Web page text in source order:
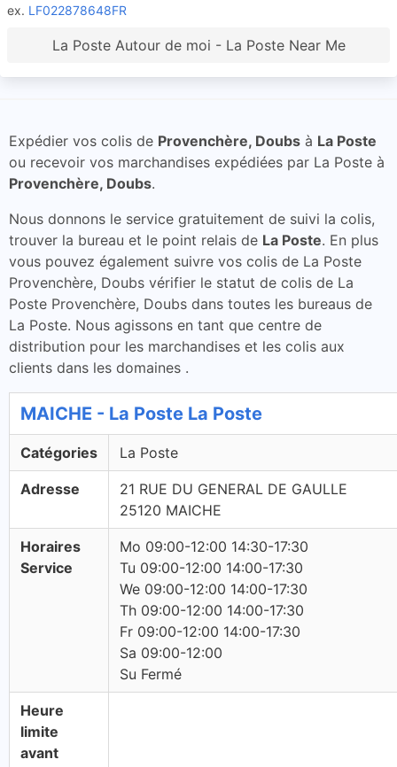
ex. LF022878648FR
La Poste Autour de moi - La Poste Near Me
Expédier vos colis de Provenchère, Doubs à La Poste
ou recevoir vos marchandises expédiées par La Poste à
Provenchère, Doubs.
Nous donnons le service gratuitement de suivi la colis,
trouver la bureau et le point relais de La Poste. En plus
vous pouvez également suivre vos colis de La Poste
Provenchère, Doubs vérifier le statut de colis de La
Poste Provenchère, Doubs dans toutes les bureaus de
La Poste. Nous agissons en tant que centre de
distribution pour les marchandises et les colis aux
clients dans les domaines .
MAICHE - La Poste La Poste
Catégories La Poste
Adresse
21 RUE DU GENERAL DE GAULLE
25120 MAICHE
Horaires
Service
Mo 09:00-12:00 14:30-17:30
Tu 09:00-12:00 14:00-17:30
We 09:00-12:00 14:00-17:30
Th 09:00-12:00 14:00-17:30
Fr 09:00-12:00 14:00-17:30
Sa 09:00-12:00
Su Fermé
Heure
limite
avant